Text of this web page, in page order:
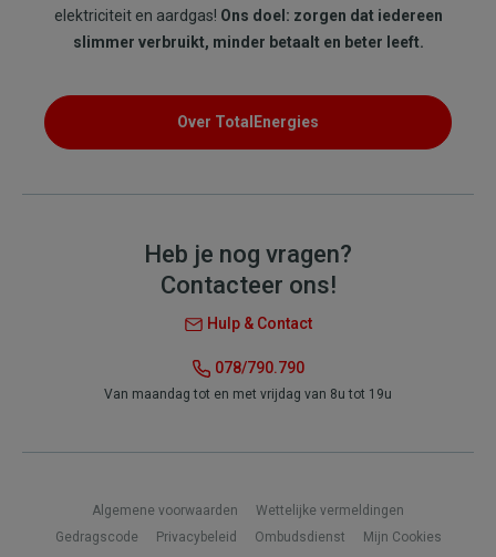
elektriciteit en aardgas! Ons doel: zorgen dat iedereen
slimmer verbruikt, minder betaalt en beter leeft.
Over TotalEnergies
Heb je nog vragen?
Contacteer ons!
Hulp & Contact
078/790.790
Van maandag tot en met vrijdag van 8u tot 19u
FooterAlgemene voorwaarden
Wettelijke vermeldingen
Gedragscode
Privacybeleid Ombudsdienst
Mijn Cookies